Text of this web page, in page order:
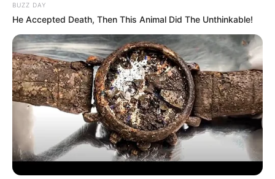
BUZZ DAY
He Accepted Death, Then This Animal Did The Unthinkable!